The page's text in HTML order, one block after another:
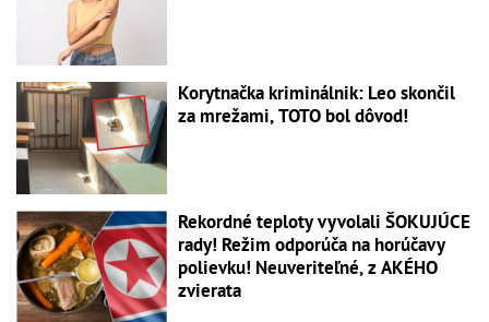
Korytnačka kriminálnik: Leo skončil
za mrežami, TOTO bol dôvod!
Rekordné teploty vyvolali ŠOKUJÚCE
rady! Režim odporúča na horúčavy
polievku! Neuveriteľné, z AKÉHO
zvierata